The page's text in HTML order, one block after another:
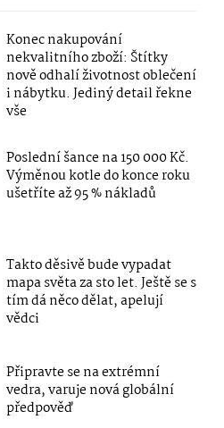
Konec nakupování
nekvalitního zboží: Štítky
nově odhalí životnost oblečení
i nábytku. Jediný detail řekne
vše
Poslední šance na 150 000 Kč.
Výměnou kotle do konce roku
ušetříte až 95 % nákladů
Takto děsivě bude vypadat
mapa světa za sto let. Ještě se s
tím dá něco dělat, apelují
vědci
Připravte se na extrémní
vedra, varuje nová globální
předpověď